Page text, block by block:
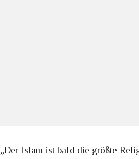
„Der Islam ist bald die größte